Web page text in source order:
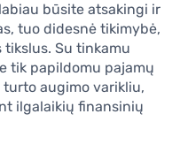
būsite atsakingi ir
tuo didesnė tikimybė,
tikslus. Su tinkamu
tik papildomu pajamų
augimo varikliu,
ilgalaikių finansinių